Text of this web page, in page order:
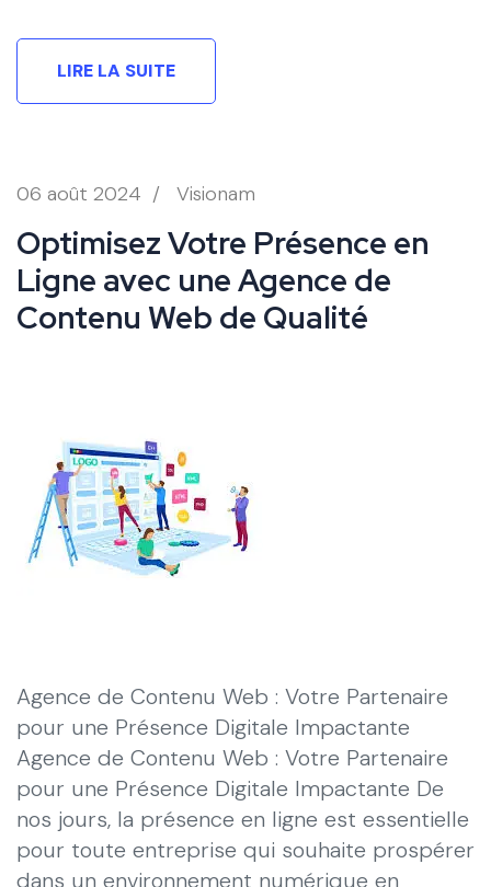
LIRE LA SUITE
06 août 2024 / Visionam
Optimisez Votre Présence en
Ligne avec une Agence de
Contenu Web de Qualité
Agence de Contenu Web : Votre Partenaire
pour une Présence Digitale Impactante
Agence de Contenu Web : Votre Partenaire
pour une Présence Digitale Impactante De
nos jours, la présence en ligne est essentielle
pour toute entreprise qui souhaite prospérer
dans un environnement numérique en